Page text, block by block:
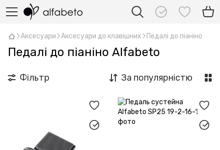
Аксесуари Аксесуари до клавішних Педалі до піаніно
Педалі до піаніно Alfabeto
Фільтр За популярністю